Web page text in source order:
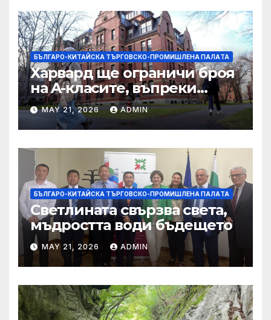
БЪЛГАРО-КИТАЙСКА ТЪРГОВСКО-ПРОМИШЛЕНА ПАЛAТА
Харвард ще ограничи броя
на A-класите, въпреки
силната съпротива на
студентите
MAY 21, 2026 ADMIN
БЪЛГАРО-КИТАЙСКА ТЪРГОВСКО-ПРОМИШЛЕНА ПАЛAТА
Светлината свързва света,
мъдростта води бъдещето
MAY 21, 2026 ADMIN